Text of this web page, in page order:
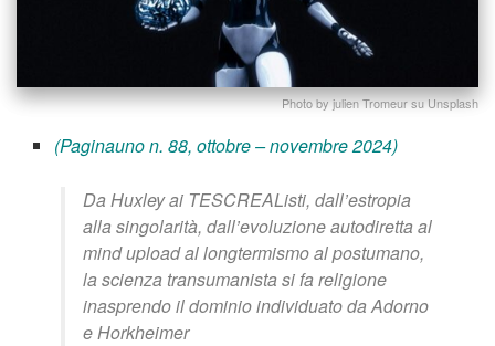
Photo by julien Tromeur su Unsplash
(Paginauno n. 88, ottobre – novembre 2024)
Da Huxley ai TESCREAListi, dall’estropia
alla singolarità, dall’evoluzione autodiretta al
mind upload al longtermismo al postumano,
la scienza transumanista si fa religione
inasprendo il dominio individuato da Adorno
e Horkheimer